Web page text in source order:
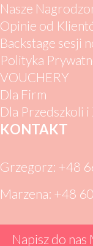
Nasze
Opinie od
Backstage sesji
Polityka
VOUCHERY
Dla Firm
Dla Przedszkoli i
KONTAKT
Grzegorz: +48
Marzena: +48
Napisz do nas